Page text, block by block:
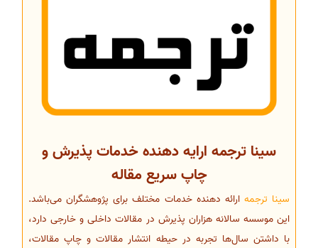
سینا ترجمه ارایه دهنده خدمات پذیرش و
چاپ سریع مقاله
سینا ترجمه ارائه دهنده خدمات مختلف برای پژوهشگران می‌باشد.
این موسسه سالانه هزاران پذیرش در مقالات داخلی و خارجی دارد،
با داشتن سال‌ها تجربه در حیطه انتشار مقالات و چاپ مقالات،